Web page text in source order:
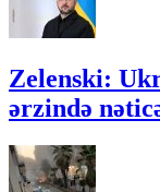
Zelenski:
ərzində